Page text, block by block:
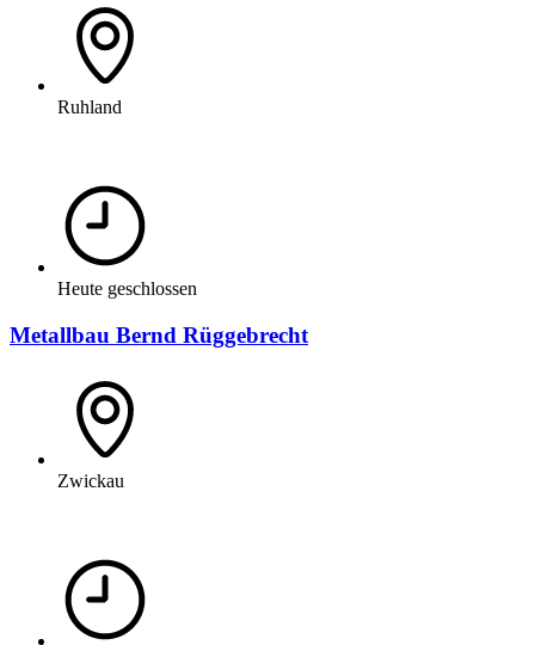
Ruhland
Heute geschlossen
Metallbau Bernd Rüggebrecht
Zwickau